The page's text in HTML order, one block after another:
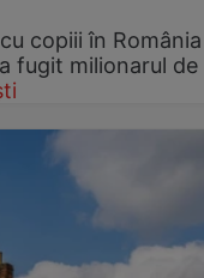
copiii în
fugit milionarul de